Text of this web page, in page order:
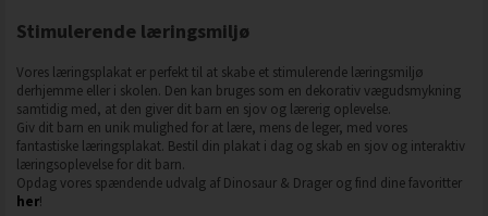
Stimulerende læringsmiljø
Vores læringsplakat er perfekt til at skabe et stimulerende læringsmiljø
derhjemme eller i skolen. Den kan bruges som en dekorativ vægudsmykning
samtidig med, at den giver dit barn en sjov og lærerig oplevelse.
Giv dit barn en unik mulighed for at lære, mens de leger, med vores
fantastiske læringsplakat. Bestil din plakat i dag og skab en sjov og interaktiv
læringsoplevelse for dit barn.
Opdag vores spændende udvalg af Dinosaur & Drager og find dine favoritter
her!